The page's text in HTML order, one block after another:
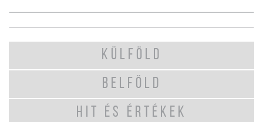
KÜLFÖLD
BELFÖLD
HIT ÉS ÉRTÉKEK